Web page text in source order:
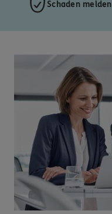
Schaden melden